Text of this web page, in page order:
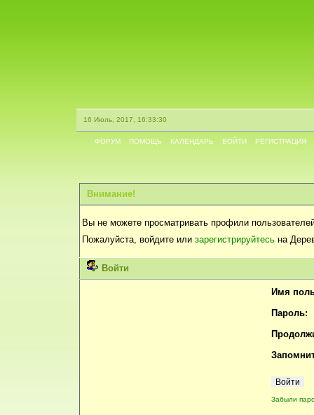
16 Июль, 2017, 16:33:30
ФОРУМ ПОМОЩЬ КАЛЕНДАРЬ ВОЙТИ РЕГИСТРАЦИЯ
Внимание!
Вы не можете просматривать профили
Пожалуйста, войдите или зарегистрируйтесь на
Войти
Имя
Пароль:
Забыли